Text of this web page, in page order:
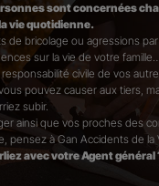
sont concernées
vie quotidienne.
de bricolage ou agressions
sur la vie de votre
civile de vos
pouvez causer aux tiers,
subir.
ainsi que vos proches des
pensez à Gan Accidents de la
avec votre Agent général